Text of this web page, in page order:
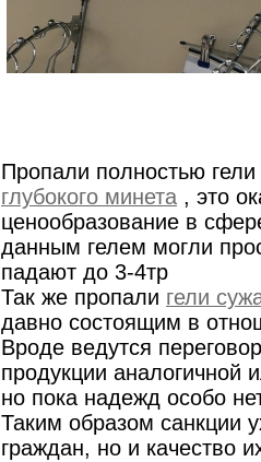
Пропали полностью
глубокого минета , это
ценообразование в
данным гелем могли
падают до 3-4тр
Так же пропали гели
давно состоящим в
Вроде ведутся
продукции аналогичной
но пока надежд особо
Таким образом санкции
граждан, но и качество